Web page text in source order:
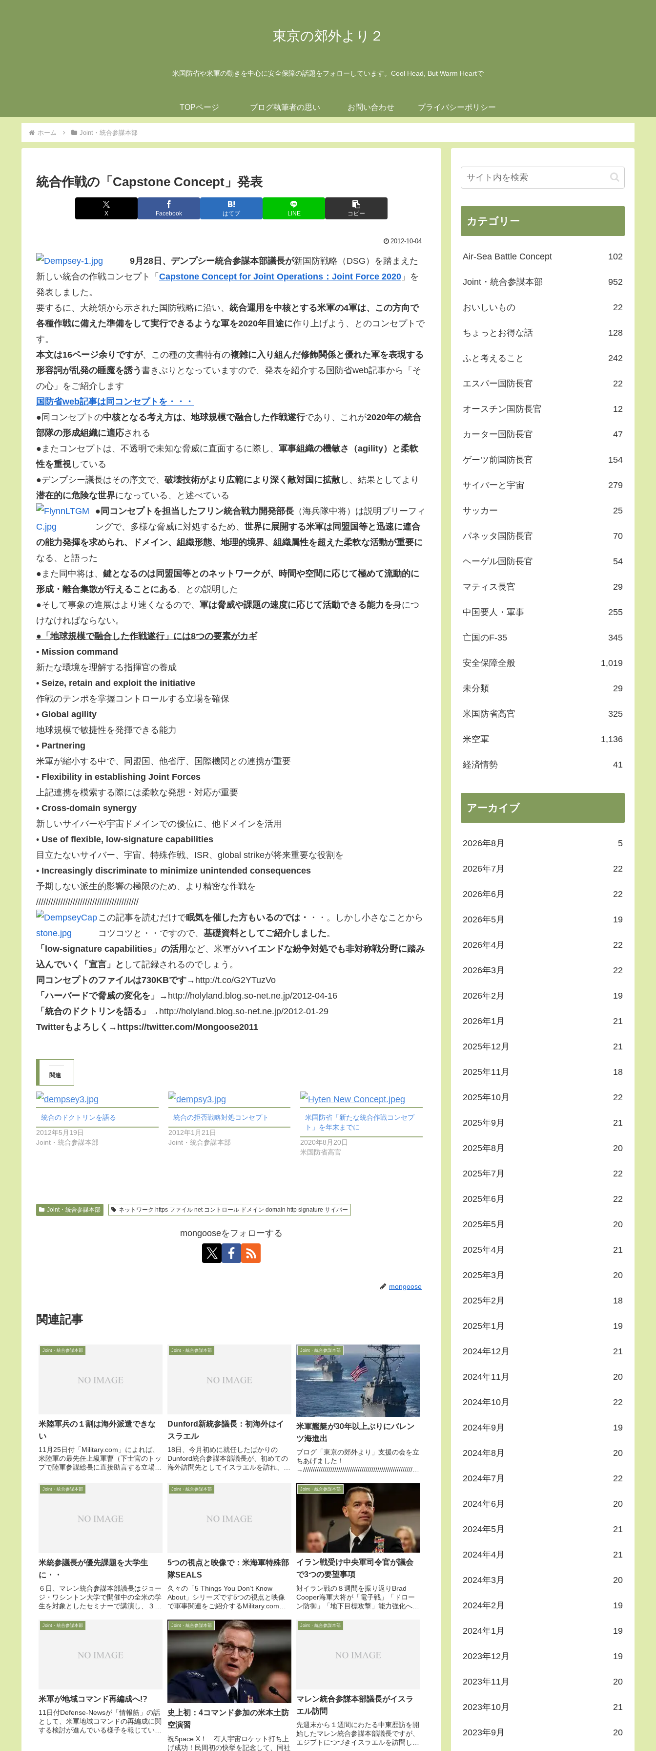
東京の郊外より２
米国防省や米軍の動きを中心に安全保障の話題をフォローしています。Cool Head, But Warm Heartで
TOPページ ブログ執筆者の思い お問い合わせ プライバシーポリシー
ホーム Joint・統合参謀本部
統合作戦の「Capstone Concept」発表
X Facebook はてブ LINE コピー
2012-10-04
9月28日、デンプシー統合参謀本部議長が新国防戦略（DSG）を踏まえた
新しい統合の作戦コンセプト「 Capstone Concept for Joint Operations：Joint Force 2020 」を
発表しました。
要するに、大統領から示された国防戦略に沿い、 統合運用を中核とする米軍の4軍は、この方向で
各種作戦に備えた準備をして実行できるような軍を2020年目途に作り上げよう、とのコンセプトで
す。
本文は16ページ余りですが、この種の文書特有の複雑に入り組んだ修飾関係と優れた軍を表現する
形容詞が乱発の睡魔を誘う 書きぶりとなっていますので、発表を紹介する国防省web記事から「そ
の心」をご紹介します
国防省web記事は同コンセプトを・・・
●同コンセプトの中核となる考え方は、地球規模で融合した作戦遂行であり、これが2020年の統合
部隊の形成組織に適応される
●またコンセプトは、不透明で未知な脅威に直面するに際し、 軍事組織の機敏さ（agility）と柔軟
性を重視している
●デンプシー議長はその序文で、破壊技術がより広範により深く敵対国に拡散 し、結果としてより
潜在的に危険な世界になっている、と述べている
● 同コンセプトを担当したフリン統合戦力開発部長 （海兵隊中将）は説明ブリーフィ
ングで、多様な脅威に対処するため、 世界に展開する米軍は同盟国等と迅速に連合
の能力発揮を求められ、ドメイン、組織形態、地理的境界、組織属性を超えた柔軟な活動が重要に
なる、と語った
●また同中将は、 鍵となるのは同盟国等とのネットワークが、時間や空間に応じて極めて流動的に
形成・離合集散が行えることにある、との説明した
●そして事象の進展はより速くなるので、 軍は脅威や課題の速度に応じて活動できる能力を身につ
けなければならない。
●「地球規模で融合した作戦遂行」には8つの要素がカギ
• Mission command
新たな環境を理解する指揮官の養成
• Seize, retain and exploit the initiative
作戦のテンポを掌握コントロールする立場を確保
• Global agility
地球規模で敏捷性を発揮できる能力
• Partnering
米軍が縮小する中で、同盟国、他省庁、国際機関との連携が重要
• Flexibility in establishing Joint Forces
上記連携を模索する際には柔軟な発想・対応が重要
• Cross-domain synergy
新しいサイバーや宇宙ドメインでの優位に、他ドメインを活用
• Use of flexible, low-signature capabilities
目立たないサイバー、宇宙、特殊作戦、ISR、global strikeが将来重要な役割を
• Increasingly discriminate to minimize unintended consequences
予期しない派生的影響の極限のため、より精密な作戦を
//////////////////////////////////////////
この記事を読むだけで眠気を催した方もいるのでは・
・・。しかし小さなことから
コツコツと・・ですので、 基礎資料としてご紹介しました。
「low-signature capabilities」の活用 など、米軍がハイエンドな紛争対処でも非対称戦分野に踏み
込んでいく「宣言」と して記録されるのでしょう。
同コンセプトのファイルは730KBです→http://t.co/G2YTuzVo
「ハーバードで脅威の変化を」
→http://holyland.blog.so-net.ne.jp/2012-04-16
「統合のドクトリンを語る」
→http://holyland.blog.so-net.ne.jp/2012-01-29
Twitterもよろしく→https://twitter.com/Mongoose2011
関連
統合のドクトリンを語る
2012年5月19日
Joint・統合参謀本部
統合の拒否戦略対処コンセプト
2012年1月21日
Joint・統合参謀本部
米国防省「新たな統合作戦コンセプ
ト」を年末までに
2020年8月20日
米国防省高官
Joint・統合参謀本部 ネットワーク https ファイル net コントロール ドメイン domain http signature サイバー
mongooseをフォローする
mongoose
関連記事
Joint・統合参謀本部
米陸軍兵の１割は海外派遣できな
い
11月25日付「Military.com」によれば、
米陸軍の最先任上級軍曹（下士官のトッ
プで陸軍参謀総長に直接助言する立場）
の理由で「non-deployable：海外等へ派
遣不可」な状態にあると問題視し...
Joint・統合参謀本部
Dunford新統参議長：初海外はイ
スラエル
18日、今月初めに就任したばかりの
Dunford統合参謀本部議長が、初めての
海外訪問先としてイスラエルを訪れ、イ
参謀総長と表敬＆会談し、その後ヘリで
シリア国境に飛び、国境を前にした場所
Joint・統合参謀本部
米軍艦艇が30年以上ぶりにバレン
ツ海進出
ブログ「東京の郊外より」支援の会を立
ちあげました！
→////////////////////////////////////////////////////////////
応か女性第6艦隊司...
Joint・統合参謀本部
米統参議長が優先課題を大学生
に・・
６日、マレン統合参謀本部議長はジョー
ジ・ワシントン大学で開催中の全米の学
生を対象としたセミナーで講演し、３つ
を語り、併せて学生たちへアドバイスを
送りました。同議長は３つの優先事項が
Joint・統合参謀本部
5つの視点と映像で：米海軍特殊部
隊SEALS
久々の「5 Things You Don’t Know
About」シリーズです5つの視点と映像
で軍事関連をご紹介するMilitary.comの
部隊SEALSを取り上げます。米海軍の特
殊部隊ですが、その名...
Joint・統合参謀本部
イラン戦受け中央軍司令官が議会
で3つの要望事項
対イラン戦の８週間を振り返りBrad
Cooper海軍大将が「電子戦」「ドロー
ン防御」「地下目標攻撃」能力強化への
て、同軍事作戦を指揮するBrad Cooper
米中央軍司令官（Commander of ...
Joint・統合参謀本部
米軍が地域コマンド再編成へ!?
11日付Defense-Newsが「情報筋」の話
として、米軍地域コマンドの再編成に関
する検討が進んでいる様子を報じていま
Joint・統合参謀本部
史上初：4コマンド参加の米本土防
空演習
祝Space X！ 有人宇宙ロケット打ち上
げ成功！民間初の快挙を記念して、同社
Joint・統合参謀本部
マレン統合参謀本部議長がイスラ
エル訪問
先週末から１週間にわたる中東歴訪を開
始したマレン統合参謀本部議長ですが、
エジプトにつづきイスラエルを訪問して
カテゴリー
Air-Sea Battle Concept 102
Joint・統合参謀本部 952
おいしいもの 22
ちょっとお得な話 128
ふと考えること 242
エスパー国防長官 22
オースチン国防長官 12
カーター国防長官 47
ゲーツ前国防長官 154
サイバーと宇宙 279
サッカー 25
パネッタ国防長官 70
ヘーゲル国防長官 54
マティス長官 29
中国要人・軍事 255
亡国のF-35 345
安全保障全般 1,019
未分類 29
米国防省高官 325
米空軍 1,136
経済情勢 41
アーカイブ
2026年8月 5
2026年7月 22
2026年6月 22
2026年5月 19
2026年4月 22
2026年3月 22
2026年2月 19
2026年1月 21
2025年12月 21
2025年11月 18
2025年10月 22
2025年9月 21
2025年8月 20
2025年7月 22
2025年6月 22
2025年5月 20
2025年4月 21
2025年3月 20
2025年2月 18
2025年1月 19
2024年12月 21
2024年11月 20
2024年10月 22
2024年9月 19
2024年8月 20
2024年7月 22
2024年6月 20
2024年5月 21
2024年4月 21
2024年3月 20
2024年2月 19
2024年1月 19
2023年12月 19
2023年11月 20
2023年10月 21
2023年9月 20